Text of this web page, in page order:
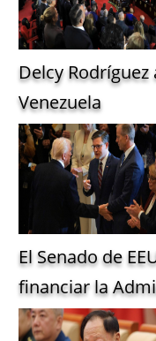
Delcy
Venezuela
El Senado de
financiar la